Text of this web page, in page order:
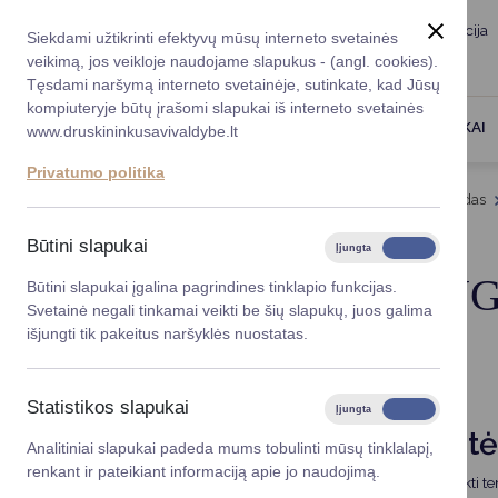
Siekdami užtikrinti efektyvų mūsų interneto svetainės
veikimą, jos veikloje naudojame slapukus - (angl. cookies).
Tęsdami naršymą interneto svetainėje, sutinkate, kad Jūsų
kompiuteryje būtų įrašomi slapukai iš interneto svetainės
www.druskininkusavivaldybe.lt
Privatumo politika
Būtini slapukai Įjungta
Būtini slapukai įgalina pagrindines tinklapio funkcijas.
Svetainė negali tinkamai veikti be šių slapukų, juos galima
išjungti tik pakeitus naršyklės nuostatas.
Statistikos slapukai Įjungta
Analitiniai slapukai padeda mums tobulinti mūsų tinklalapį,
renkant ir pateikiant informaciją apie jo naudojimą.
Taryba Meras
Registruokitės
Vicemerai
Mero patarėja
Administracija
Savivaldybės
Planavimo
Korupcijos
Viešieji
Lygios
Savivaldybės
Finansų
Organizacinė
Karjera DUK
DRUSKININKAI
Kultūra ir kultūros paveldas
TRADICINIAI
Druskininkų kurorto šventė
Vasariškas oras tampa magnetu krautis krepšius ir traukti